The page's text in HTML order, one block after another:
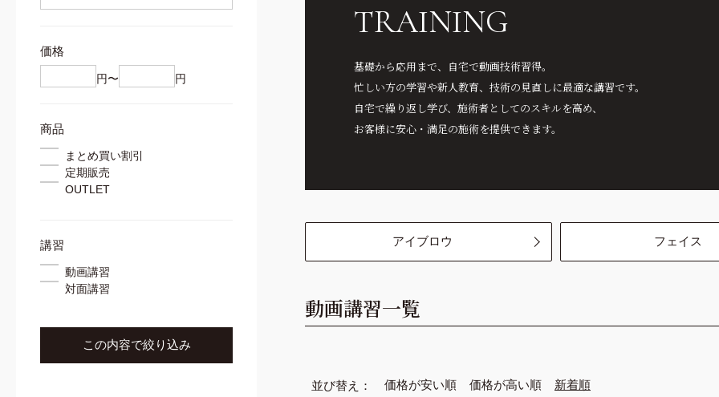
ステンシル
スレッド
施術用ツール
Lカール
カラーフラットラッシュ
ボリュームラッシュ
クラシックラッシュ
グルー
施術用ツール
カウンセリングツール
COMPETITION
価格
円〜 円
商品
まとめ買い割引
定期販売
OUTLET
講習
動画講習
対面講習
この内容で絞り込み
TRAINING
基礎から応用まで、自宅で動画技術習得。
忙しい方の学習や新人教育、技術の見直しに最適な講習です。
自宅で繰り返し学び、施術者としてのスキルを高め、
お客様に安心・満足の施術を提供できます。
アイブロウ フェイス
動画講習一覧
並び替え 価格が安い順 価格が高い順 新着順